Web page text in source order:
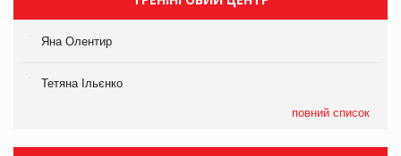
Яна Олентир
Тетяна Ільєнко
повний список